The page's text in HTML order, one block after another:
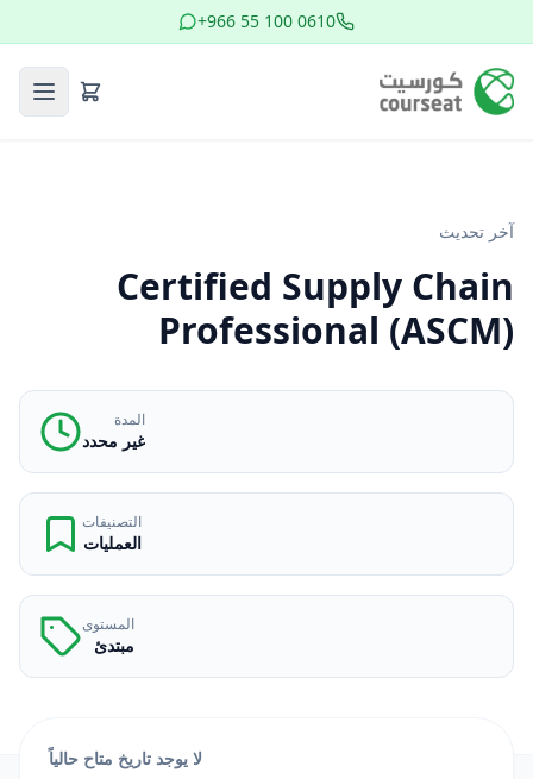
+966 55 100 0610
آخر تحديث
Certified Supply Chain
Professional (ASCM)
المدة
غير محدد
التصنيفات
العمليات
المستوى
مبتدئ
لا يوجد تاريخ متاح حالياً